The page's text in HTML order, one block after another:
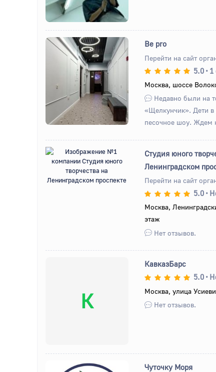
Назад
Be pro
Перейти на сайт
5.0 • 1
Москва, шоссе
Недавно были на
«Щелкунчик». Дети в
песочное шоу. Ждем
Вперед
Студия юного
Ленинградском
Перейти на сайт
5.0 •
Москва,
этаж
Нет отзывов.
К
КавказБарс
5.0 •
Москва, улица
Нет отзывов.
Чуточку Моря